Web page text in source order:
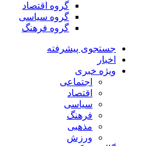
گروه اقتصاد
گروه سیاسی
گروه فرهنگ
جستجوی پیشرفته
اخبار
ویژه خبری
اجتماعی
اقتصاد
سیاسی
فرهنگ
مذهبی
ورزش